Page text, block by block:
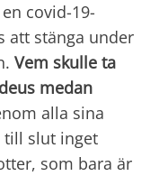
covid-19-
att stänga under
Vem skulle ta
medan
alla sina
till slut inget
som bara är